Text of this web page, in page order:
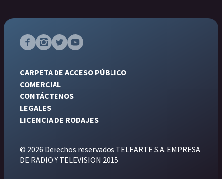
CARPETA DE ACCESO PÚBLICO
COMERCIAL
CONTÁCTENOS
LEGALES
LICENCIA DE RODAJES
© 2026 Derechos reservados TELEARTE S.A. EMPRESA
DE RADIO Y TELEVISION 2015